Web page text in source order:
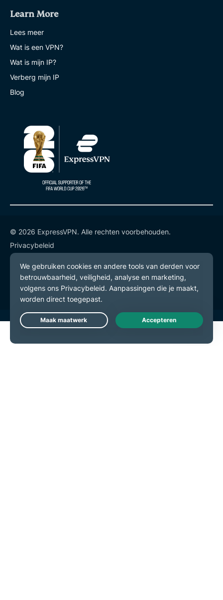
Learn More
Lees meer
Wat is een VPN?
Wat is mijn IP?
Verberg mijn IP
Blog
© 2026 ExpressVPN. Alle rechten voorbehouden.
Privacybeleid
Gebruiksvoorwaarden
Cookievoorkeuren
Live Chat